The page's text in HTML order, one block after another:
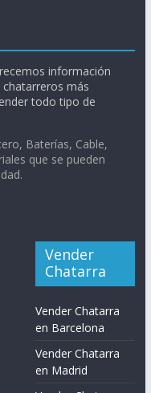
información
más
todo tipo de
Baterías, Cable,
que se pueden
Vender
Chatarra
Vender Chatarra
en Barcelona
Vender Chatarra
en Madrid